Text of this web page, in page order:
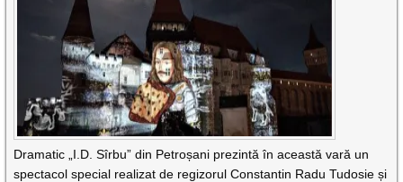
Dramatic „I.D. Sîrbu” din Petroșani prezintă în această vară un
spectacol special realizat de regizorul Constantin Radu Tudosie și